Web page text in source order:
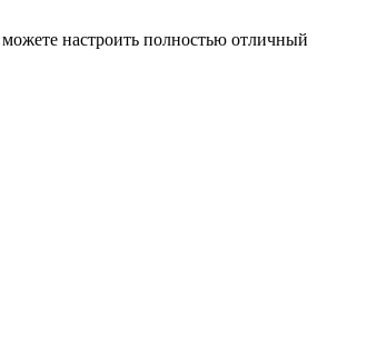
настроить полностью отличный